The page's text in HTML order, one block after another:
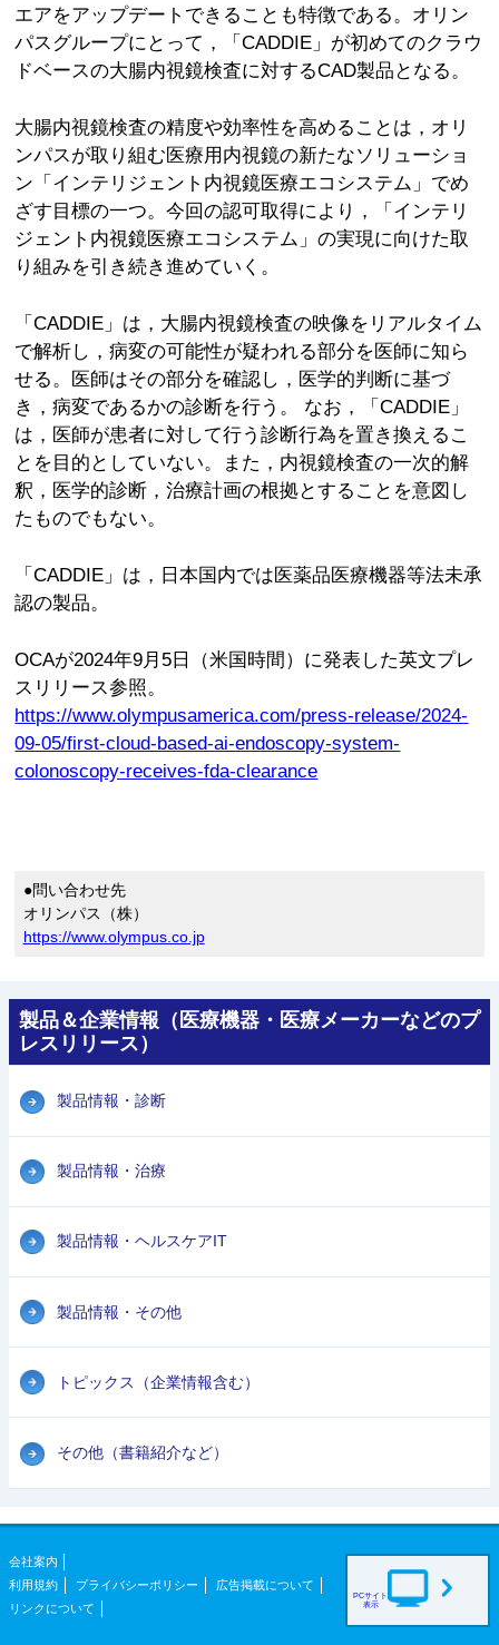
エアをアップデートできることも特徴である。オリン
パスグループにとって，「CADDIE」が初めてのクラウ
ドベースの大腸内視鏡検査に対するCAD製品となる。
大腸内視鏡検査の精度や効率性を高めることは，オリ
ンパスが取り組む医療用内視鏡の新たなソリューショ
ン「インテリジェント内視鏡医療エコシステム」でめ
ざす目標の一つ。今回の認可取得により，「インテリ
ジェント内視鏡医療エコシステム」の実現に向けた取
り組みを引き続き進めていく。
「CADDIE」は，大腸内視鏡検査の映像をリアルタイム
で解析し，病変の可能性が疑われる部分を医師に知ら
せる。医師はその部分を確認し，医学的判断に基づ
き，病変であるかの診断を行う。 なお，「CADDIE」
は，医師が患者に対して行う診断行為を置き換えるこ
とを目的としていない。また，内視鏡検査の一次的解
釈，医学的診断，治療計画の根拠とすることを意図し
たものでもない。
「CADDIE」は，日本国内では医薬品医療機器等法未承
認の製品。
OCAが2024年9月5日（米国時間）に発表した英文プレ
スリリース参照。
https://www.olympusamerica.com/press-release/2024-
09-05/first-cloud-based-ai-endoscopy-system-
colonoscopy-receives-fda-clearance
●問い合わせ先
オリンパス（株）
https://www.olympus.co.jp
製品＆企業情報（医療機器・医療メーカーなどのプ
レスリリース）
製品情報・診断
製品情報・治療
製品情報・ヘルスケアIT
製品情報・その他
トピックス（企業情報含む）
その他（書籍紹介など）
会社案内
利用規約
プライバシーポリシー
広告掲載について
リンクについて
PCサイト
表示